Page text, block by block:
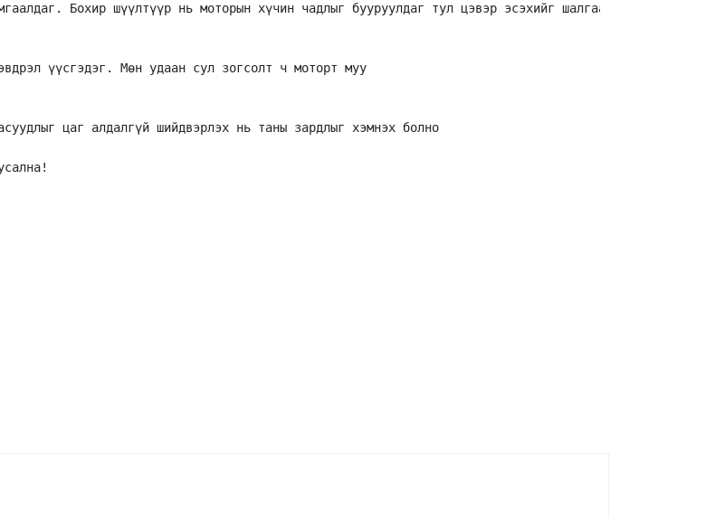
Бохир шүүлтүүр нь моторын хүчин чадлыг бууруулдаг тул цэвэр эсэхийг шалгаарай
үүсгэдэг. Мөн удаан сул зогсолт ч моторт муу
цаг алдалгүй шийдвэрлэх нь таны зардлыг хэмнэх болно